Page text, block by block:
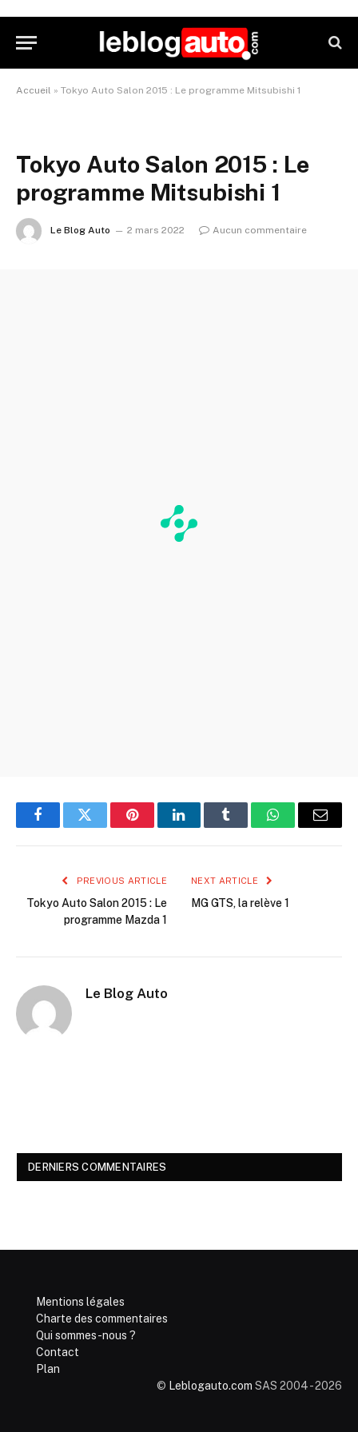
Accueil » Tokyo Auto Salon 2015 : Le programme Mitsubishi 1
Tokyo Auto Salon 2015 : Le
programme Mitsubishi 1
Le Blog Auto 2 mars 2022 Aucun commentaire
FacebookTwitter PinterestLinkedInTumblr WhatsAppEmail
PREVIOUS ARTICLE
Tokyo Auto Salon 2015 : Le
programme Mazda 1
NEXT ARTICLE
MG GTS, la relève 1
Le Blog Auto
DERNIERS COMMENTAIRES
Mentions légales
Charte des commentaires
Qui sommes-nous ?
Contact
Plan
© Leblogauto.com SAS 2004 - 2026